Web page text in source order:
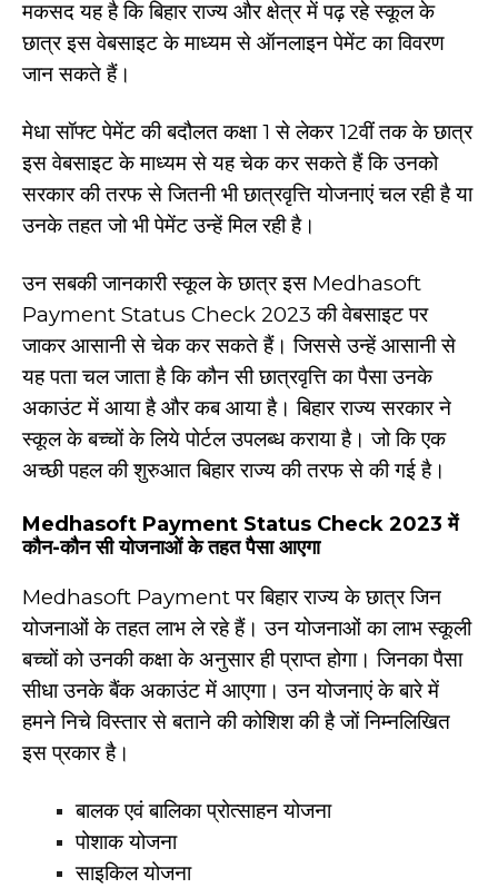
मकसद यह है कि बिहार राज्य और क्षेत्र में पढ़ रहे स्कूल के
छात्र इस वेबसाइट के माध्यम से ऑनलाइन पेमेंट का विवरण
जान सकते हैं।
मेधा सॉफ्ट पेमेंट की बदौलत कक्षा 1 से लेकर 12वीं तक के छात्र
इस वेबसाइट के माध्यम से यह चेक कर सकते हैं कि उनको
सरकार की तरफ से जितनी भी छात्रवृत्ति योजनाएं चल रही है या
उनके तहत जो भी पेमेंट उन्हें मिल रही है।
उन सबकी जानकारी स्कूल के छात्र इस Medhasoft
Payment Status Check 2023 की वेबसाइट पर
जाकर आसानी से चेक कर सकते हैं। जिससे उन्हें आसानी से
यह पता चल जाता है कि कौन सी छात्रवृत्ति का पैसा उनके
अकाउंट में आया है और कब आया है। बिहार राज्य सरकार ने
स्कूल के बच्चों के लिये पोर्टल उपलब्ध कराया है। जो कि एक
अच्छी पहल की शुरुआत बिहार राज्य की तरफ से की गई है।
Medhasoft Payment Status Check 2023 में
कौन-कौन सी योजनाओं के तहत पैसा आएगा
Medhasoft Payment पर बिहार राज्य के छात्र जिन
योजनाओं के तहत लाभ ले रहे हैं। उन योजनाओं का लाभ स्कूली
बच्चों को उनकी कक्षा के अनुसार ही प्राप्त होगा। जिनका पैसा
सीधा उनके बैंक अकाउंट में आएगा। उन योजनाएं के बारे में
हमने निचे विस्तार से बताने की कोशिश की है जों निम्नलिखित
इस प्रकार है।
बालक एवं बालिका प्रोत्साहन योजना
पोशाक योजना
साइकिल योजना